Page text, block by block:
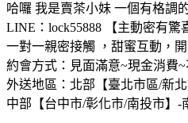
哈囉 我是賣茶小妹 一個有格調
LINE：lock55888 【主動密有驚
一對一親密接觸 ，甜蜜互動，
約會方式：見面滿意~現金消費
外送地區：北部【臺北市區/新北
中部【台中市/彰化市/南投市】-